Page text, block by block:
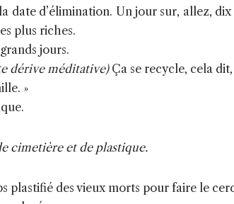
d’élimination. Un jour sur, allez,
plus riches.
jours.
dérive méditative)Ça se recycle, cela
»
cimetière et de plastique.
plastifié des vieux morts pour faire le